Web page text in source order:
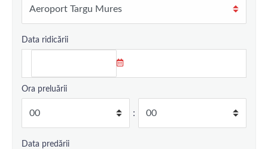
Data ridicării
Ora preluării
:
Data predării